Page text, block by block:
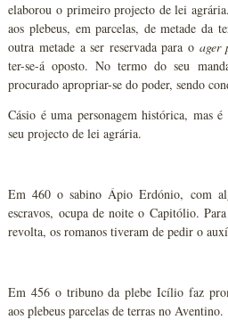
elaborou o primeiro projecto de lei
aos plebeus, em parcelas, de metade da
outra metade a ser reservada para o ager
ter-se-á oposto. No termo do seu
procurado apropriar-se do poder, sendo
Cásio é uma personagem histórica, mas
seu projecto de lei agrária.
Em 460 o sabino Ápio Erdónio, com
escravos, ocupa de noite o Capitólio.
revolta, os romanos tiveram de pedir o
Em 456 o tribuno da plebe Icílio faz
aos plebeus parcelas de terras no Aventino.